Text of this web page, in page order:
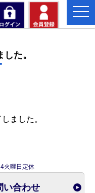
た。
ました。
火曜日定休
い合わせ